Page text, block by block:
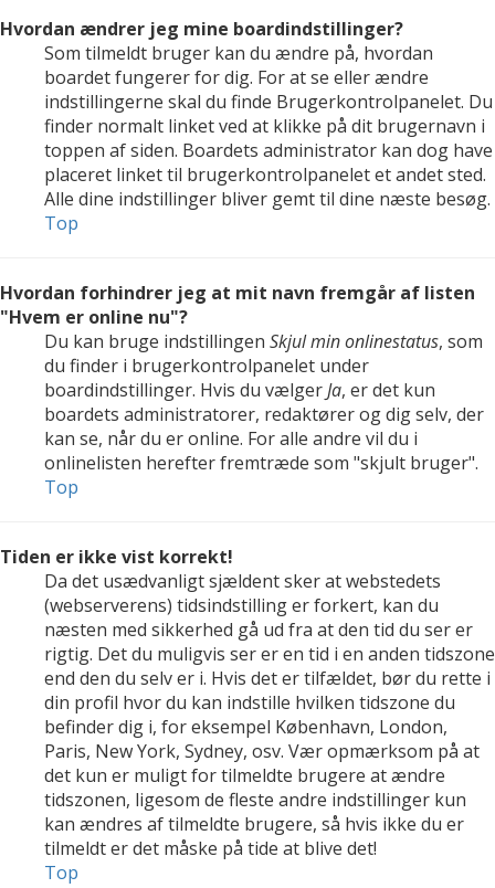
Hvordan ændrer jeg mine boardindstillinger?
Som tilmeldt bruger kan du ændre på, hvordan
boardet fungerer for dig. For at se eller ændre
indstillingerne skal du finde Brugerkontrolpanelet. Du
finder normalt linket ved at klikke på dit brugernavn i
toppen af siden. Boardets administrator kan dog have
placeret linket til brugerkontrolpanelet et andet sted.
Alle dine indstillinger bliver gemt til dine næste besøg.
Top
Hvordan forhindrer jeg at mit navn fremgår af listen
"Hvem er online nu"?
Du kan bruge indstillingen Skjul min onlinestatus, som
du finder i brugerkontrolpanelet under
boardindstillinger. Hvis du vælgerJa, er det kun
boardets administratorer, redaktører og dig selv, der
kan se, når du er online. For alle andre vil du i
onlinelisten herefter fremtræde som "skjult bruger".
Top
Tiden er ikke vist korrekt!
Da det usædvanligt sjældent sker at webstedets
(webserverens) tidsindstilling er forkert, kan du
næsten med sikkerhed gå ud fra at den tid du ser er
rigtig. Det du muligvis ser er en tid i en anden tidszone
end den du selv er i. Hvis det er tilfældet, bør du rette i
din profil hvor du kan indstille hvilken tidszone du
befinder dig i, for eksempel København, London,
Paris, New York, Sydney, osv. Vær opmærksom på at
det kun er muligt for tilmeldte brugere at ændre
tidszonen, ligesom de fleste andre indstillinger kun
kan ændres af tilmeldte brugere, så hvis ikke du er
tilmeldt er det måske på tide at blive det!
Top